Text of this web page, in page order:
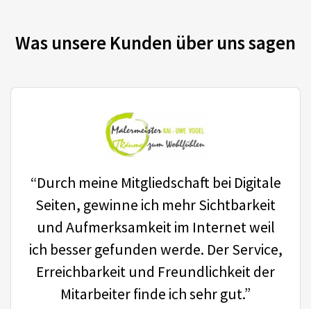
Was unsere Kunden über uns sagen
“Durch meine Mitgliedschaft bei Digitale
Seiten, gewinne ich mehr Sichtbarkeit
und Aufmerksamkeit im Internet weil
ich besser gefunden werde. Der Service,
Erreichbarkeit und Freundlichkeit der
Mitarbeiter finde ich sehr gut.”